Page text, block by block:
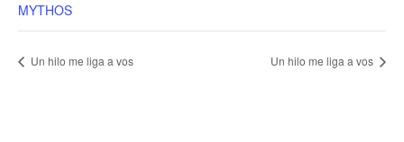
MYTHOS
Un hilo me liga a vos Un hilo me liga a vos